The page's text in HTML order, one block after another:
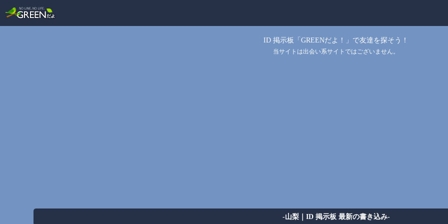
ID 掲示板「GREENだよ！」で友達を探そう！
当サイトは出会い系サイトではございません。
-山梨｜ID 掲示板 最新の書き込み-